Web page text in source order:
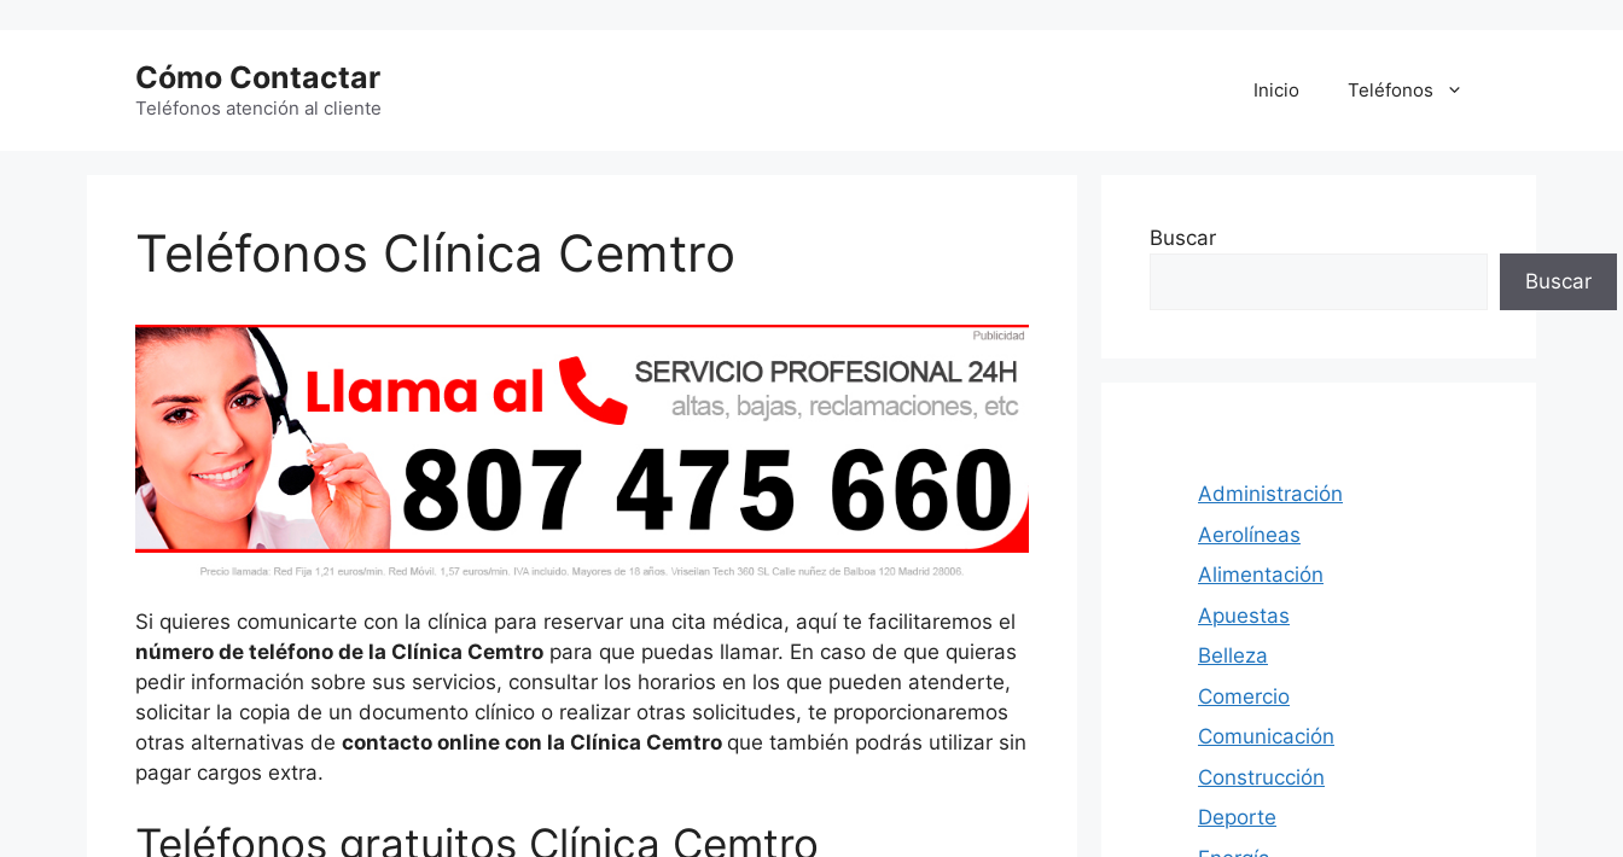
Cómo Contactar
Teléfonos atención al cliente
Inicio Teléfonos
Teléfonos Clínica Cemtro
Si quieres comunicarte con la clínica para reservar una cita médica, aquí te facilitaremos el
número de teléfono de la Clínica Cemtro para que puedas llamar. En caso de que quieras
pedir información sobre sus servicios, consultar los horarios en los que pueden atenderte,
solicitar la copia de un documento clínico o realizar otras solicitudes, te proporcionaremos
otras alternativas de contacto online con la Clínica Cemtro que también podrás utilizar sin
pagar cargos extra.
Teléfonos gratuitos Clínica Cemtro
Buscar
Buscar
Administración
Aerolíneas
Alimentación
Apuestas
Belleza
Comercio
Comunicación
Construcción
Deporte